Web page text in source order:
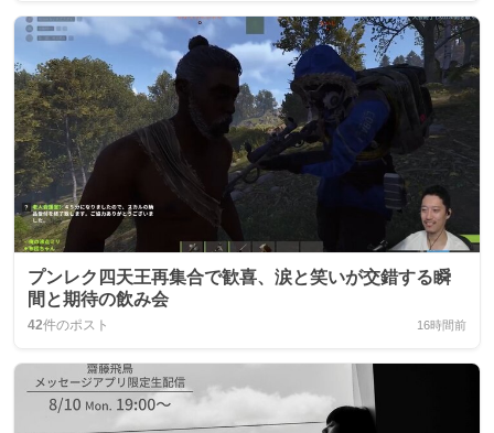
プンレク四天王再集合で歓喜、涙と笑いが交錯する瞬
間と期待の飲み会
42件のポスト 16時間前